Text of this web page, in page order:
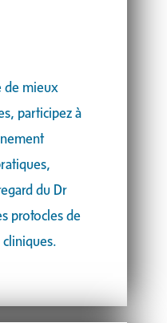
de mieux
participez à
du Dr
protocles de
cliniques.